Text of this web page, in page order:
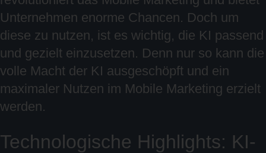
Unternehmen enorme Chancen. Doch um
diese zu nutzen, ist es wichtig, die KI passend
und gezielt einzusetzen. Denn nur so kann die
volle Macht der KI ausgeschöpft und ein
maximaler Nutzen im Mobile Marketing erzielt
werden.
Technologische Highlights: KI-